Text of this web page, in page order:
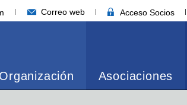
Correo web Acceso Socios
Organización Asociaciones